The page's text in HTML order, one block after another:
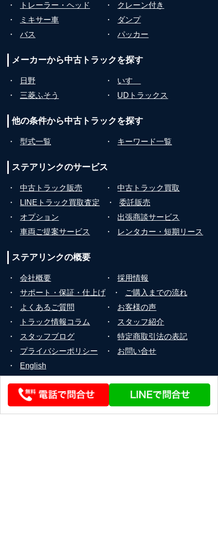
・
トレーラー・ヘッド ・
クレーン付き
・
ミキサー車 ・
ダンプ
・
バス ・ パッカー
メーカーから中古トラックを探す
・ 日野 ・
いすゞ
・
三菱ふそう ・ UDトラックス
他の条件から中古トラックを探す
・ 型式一覧 ・ キーワード一覧
ステアリンクのサービス
・ 中古トラック販売 ・
中古トラック買取
・
LINEトラック買取査定 ・
委託販売
・
オプション ・
出張商談サービス
・
車両ご提案サービス ・ レンタカー・短期リース
ステアリンクの概要
・ 会社概要 ・
採用情報
・
サポート・保証・仕上げ ・
ご購入までの流れ
・
よくあるご質問 ・
お客様の声
・
トラック情報コラム ・
スタッフ紹介
・
スタッフブログ ・
特定商取引法の表記
・
プライバシーポリシー ・
お問い合せ
・
English
© 2026 STEERLINK Co.,Ltd